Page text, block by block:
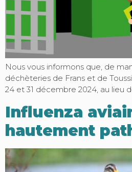
Nous vous informons que, de
déchèteries de Frans et de
24 et 31 décembre 2024, au lieu
Influenza
hautement